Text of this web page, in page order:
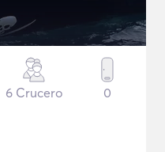
6 Crucero 0